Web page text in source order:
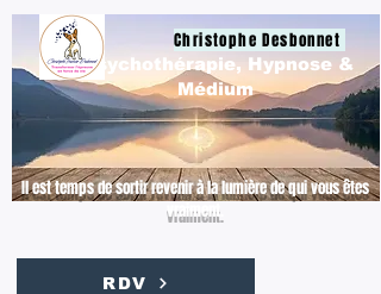
Christophe Desbonnet
Il est temps de sortir revenir à la lumière de qui vous êtes
vraiment.
Psychothérapie, Hypnose &
Médium
RDV